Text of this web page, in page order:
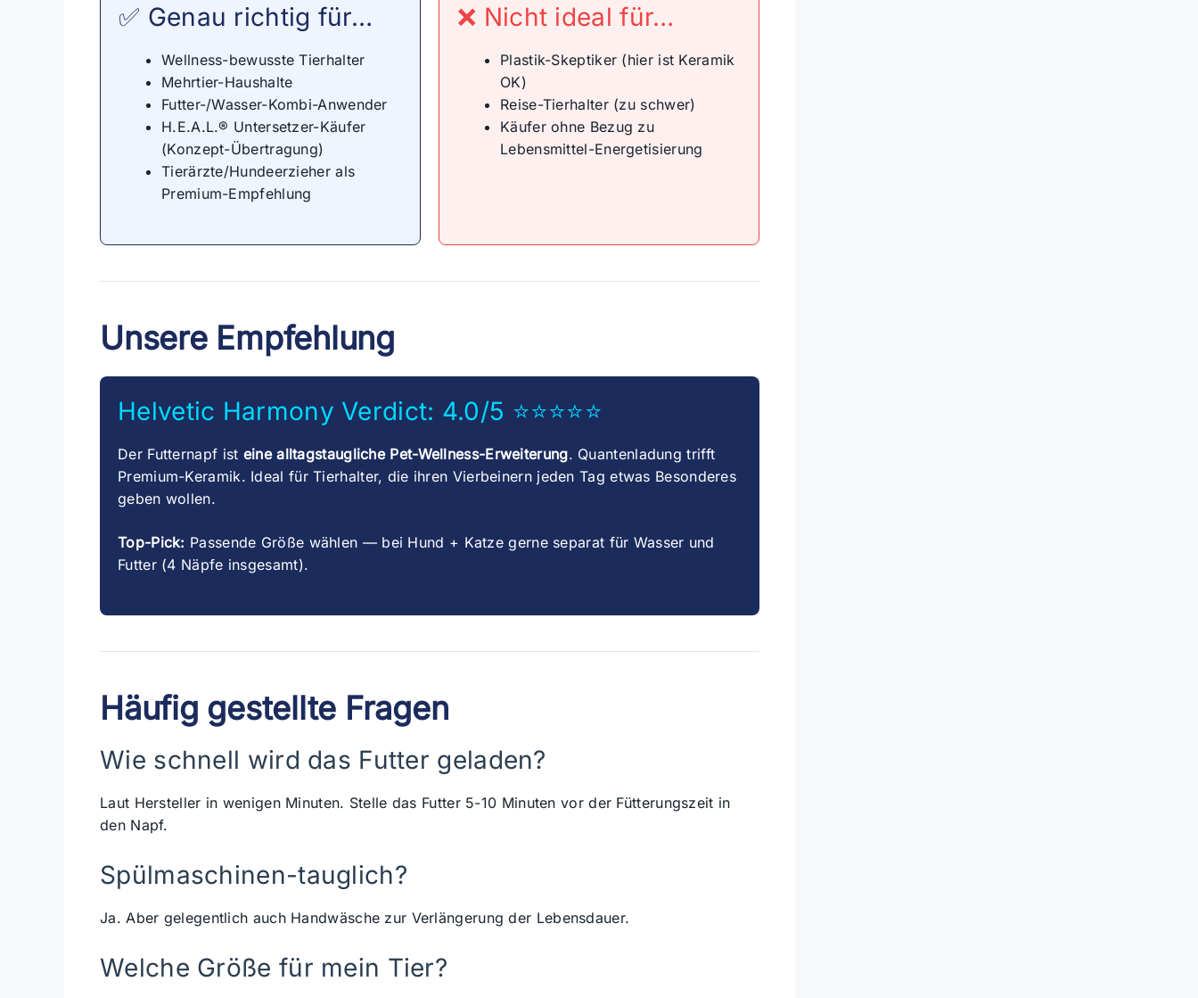
✅ Genau richtig für…
Wellness-bewusste Tierhalter
Mehrtier-Haushalte
Futter-/Wasser-Kombi-Anwender
H.E.A.L.® Untersetzer-Käufer
(Konzept-Übertragung)
Tierärzte/Hundeerzieher als
Premium-Empfehlung
❌ Nicht ideal für…
Plastik-Skeptiker (hier ist Keramik
OK)
Reise-Tierhalter (zu schwer)
Käufer ohne Bezug zu
Lebensmittel-Energetisierung
Unsere Empfehlung
Helvetic Harmony Verdict: 4.0/5 ⭐⭐⭐⭐⭐
Der Futternapf ist eine alltagstaugliche Pet-Wellness-Erweiterung. Quantenladung trifft
Premium-Keramik. Ideal für Tierhalter, die ihren Vierbeinern jeden Tag etwas Besonderes
geben wollen.
Top-Pick: Passende Größe wählen — bei Hund + Katze gerne separat für Wasser und
Futter (4 Näpfe insgesamt).
Häufig gestellte Fragen
Wie schnell wird das Futter geladen?
Laut Hersteller in wenigen Minuten. Stelle das Futter 5-10 Minuten vor der Fütterungszeit in
den Napf.
Spülmaschinen-tauglich?
Ja. Aber gelegentlich auch Handwäsche zur Verlängerung der Lebensdauer.
Welche Größe für mein Tier?